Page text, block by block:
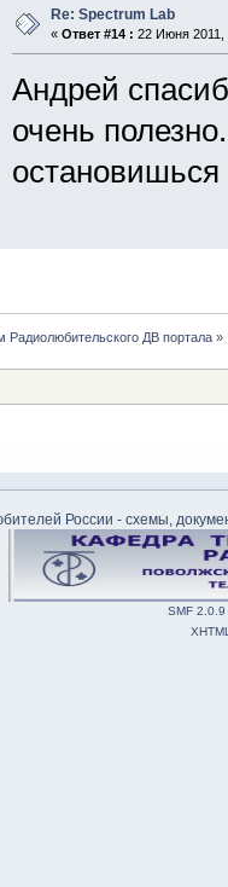
Re: Spectrum Lab
« Ответ #14 : 22 Июня 2011,
Андрей
очень
остановишься
Радиолюбительского ДВ портала»
SMF 2.0.9